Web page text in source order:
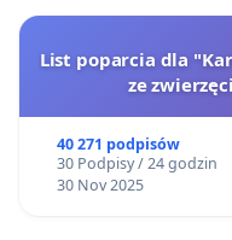
List poparcia dla
ze
40 271 podpisów
30 Podpisy / 24 godzin
30 Nov 2025